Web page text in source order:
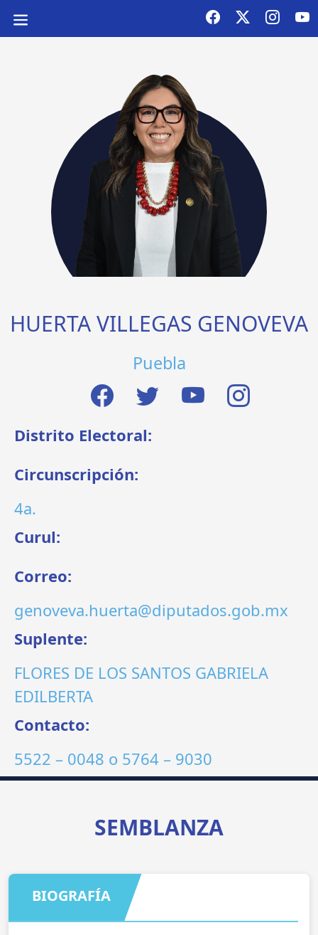
HUERTA VILLEGAS GENOVEVA
Puebla
Distrito Electoral:
Circunscripción:
4a.
Curul:
Correo:
genoveva.huerta@diputados.gob.mx
Suplente:
FLORES DE LOS SANTOS GABRIELA
EDILBERTA
Contacto:
5522 – 0048 o 5764 – 9030
SEMBLANZA
BIOGRAFÍA